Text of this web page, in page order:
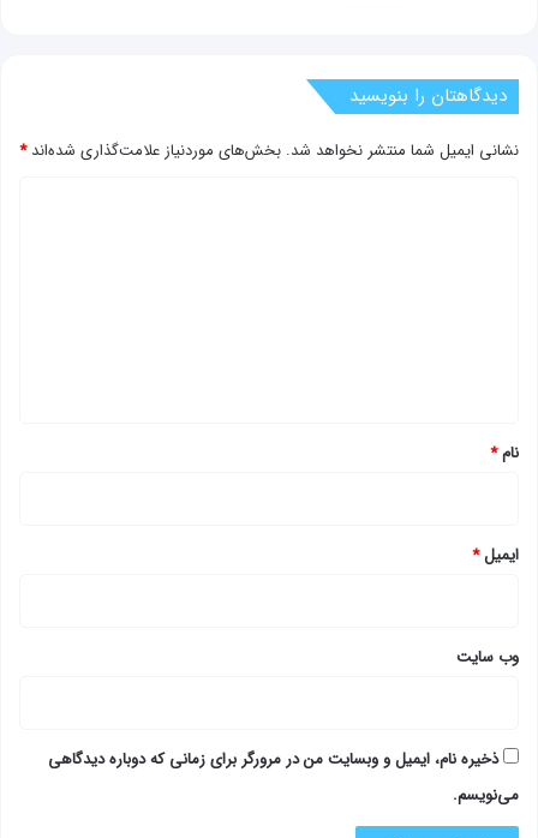
دیدگاهتان را بنویسید
نشانی ایمیل شما منتشر نخواهد شد. بخش‌های موردنیاز علامت‌گذاری شده‌اند*
نام*
ایمیل*
وب‌ سایت
ذخیره نام، ایمیل و وبسایت من در مرورگر برای زمانی که دوباره دیدگاهی
می‌نویسم.